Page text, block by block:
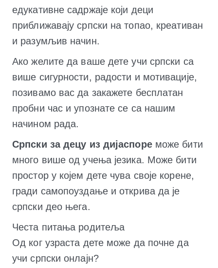
едукативне садржаје који деци
приближавају српски на топао, креативан
и разумљив начин.
Ако желите да ваше дете учи српски са
више сигурности, радости и мотивације,
позивамо вас да закажете бесплатан
пробни час и упознате се са нашим
начином рада.
Српски за децу из дијаспореможе бити
много више од учења језика. Може бити
простор у којем дете чува своје корене,
гради самопоуздање и открива да је
српски део њега.
Честа питања родитеља
Од ког узраста дете може да почне да
учи српски онлајн?